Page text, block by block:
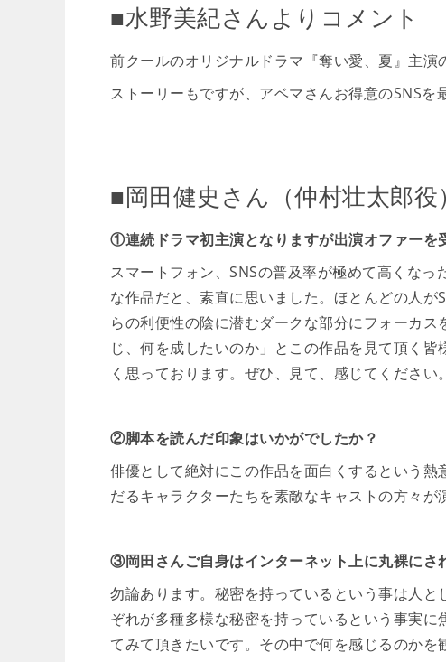
■水野美紀さんよりコメント
前クールのオリジナルドラマ『奪い愛、夏』主
ストーリーもですが、アベマさんお得意のSNSを
■岡田健史さん（仲村壮太郎役
①連続ドラマ初主演となりますが出演オファーを
スマートフォン、SNSの普及率が極めて高くな
な作品だと、素直に思いました。ほとんどの人
らの利便性の陰に潜むダークな部分にフォーカ
じ、何を成したいのか」とこの作品を見て頂く
く思っております。ぜひ、見て、感じてください。
②脚本を読んだ印象はいかがでしたか？
俳優として絶対にこの作品を面白くするという
だるキャラクターたちを素敵なキャストの方々が
③岡田さんご自身はインターネット上に丸裸にさ
勿論あります。秘密を持っているという事は人
ぞれが多種多様な秘密を持っているという事実
てみて頂きたいです。その中で何を感じるのかを